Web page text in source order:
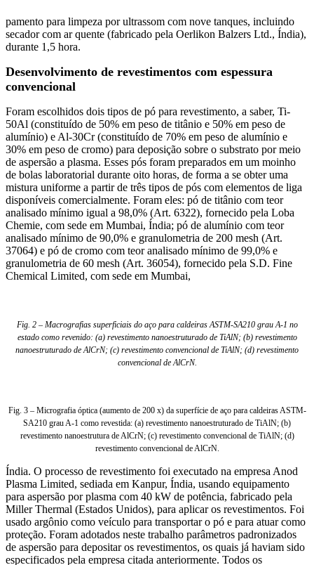
pamento para limpeza por ultrassom com nove tanques, incluindo
secador com ar quente (fabricado pela Oerlikon Balzers Ltd., Índia),
durante 1,5 hora.
Desenvolvimento de revestimentos com espessura
convencional
Foram escolhidos dois tipos de pó para revestimento, a saber, Ti-
50Al (constituído de 50% em peso de titânio e 50% em peso de
alumínio) e Al-30Cr (constituído de 70% em peso de alumínio e
30% em peso de cromo) para deposição sobre o substrato por meio
de aspersão a plasma. Esses pós foram preparados em um moinho
de bolas laboratorial durante oito horas, de forma a se obter uma
mistura uniforme a partir de três tipos de pós com elementos de liga
disponíveis comercialmente. Foram eles: pó de titânio com teor
analisado mínimo igual a 98,0% (Art. 6322), fornecido pela Loba
Chemie, com sede em Mumbai, Índia; pó de alumínio com teor
analisado mínimo de 90,0% e granulometria de 200 mesh (Art.
37064) e pó de cromo com teor analisado mínimo de 99,0% e
granulometria de 60 mesh (Art. 36054), fornecido pela S.D. Fine
Chemical Limited, com sede em Mumbai,
Fig. 2 – Macrografias superficiais do aço para caldeiras ASTM-SA210 grau A-1 no
estado como revenido: (a) revestimento nanoestruturado de TiAlN; (b) revestimento
nanoestruturado de AlCrN; (c) revestimento convencional de TiAlN; (d) revestimento
convencional de AlCrN.
Fig. 3 – Micrografia óptica (aumento de 200 x) da superfície de aço para caldeiras ASTM-
SA210 grau A-1 como revestida: (a) revestimento nanoestruturado de TiAlN; (b)
revestimento nanoestrutura de AlCrN; (c) revestimento convencional de TiAlN; (d)
revestimento convencional de AlCrN.
Índia. O processo de revestimento foi executado na empresa Anod
Plasma Limited, sediada em Kanpur, Índia, usando equipamento
para aspersão por plasma com 40 kW de potência, fabricado pela
Miller Thermal (Estados Unidos), para aplicar os revestimentos. Foi
usado argônio como veículo para transportar o pó e para atuar como
proteção. Foram adotados neste trabalho parâmetros padronizados
de aspersão para depositar os revestimentos, os quais já haviam sido
especificados pela empresa citada anteriormente. Todos os